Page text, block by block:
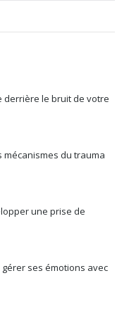
derrière le bruit de votre
mécanismes du trauma
une prise de
ses émotions avec